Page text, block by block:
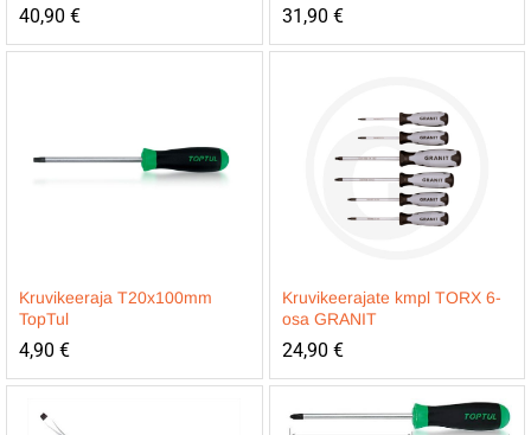
40,90 € 31,90 €
Kruvikeeraja T20x100mm
TopTul
4,90 €
Kruvikeerajate kmpl TORX 6-
osa GRANIT
24,90 €